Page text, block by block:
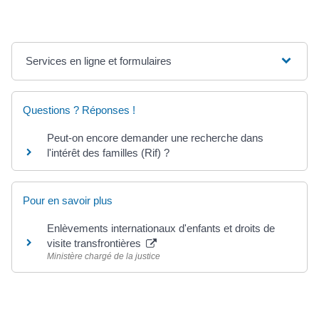
Services en ligne et formulaires
Questions ? Réponses !
Peut-on encore demander une recherche dans
l'intérêt des familles (Rif) ?
Pour en savoir plus
Enlèvements internationaux d'enfants et droits de
visite transfrontières
Ministère chargé de la justice